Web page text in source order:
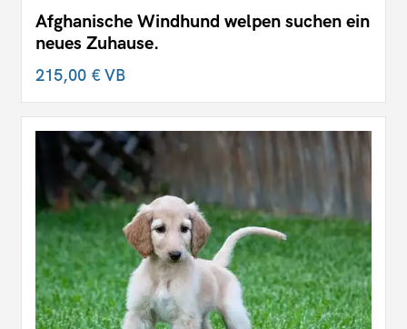
Afghanische Windhund welpen suchen ein
neues Zuhause.
215,00 €VB